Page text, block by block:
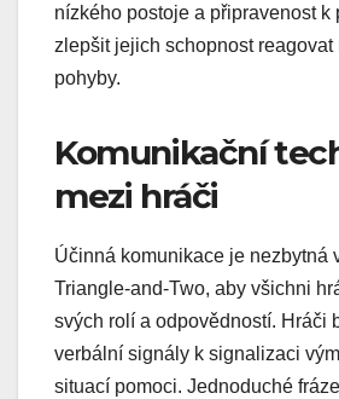
nízkého postoje a připravenost k
zlepšit jejich schopnost reagovat
pohyby.
Komunikační
mezi hráči
Účinná komunikace je nezbytná
Triangle-and-Two, aby všichni
svých rolí a odpovědností. Hráči
verbální signály k signalizaci
situací pomoci. Jednoduché